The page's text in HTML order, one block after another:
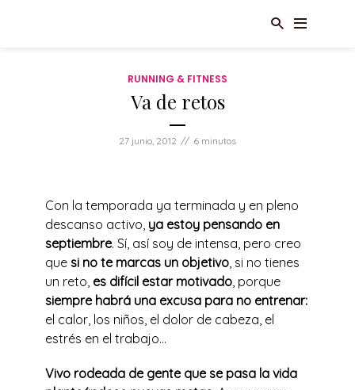
RUNNING & FITNESS
Va de retos
27 junio, 2012 6 minutos
Con la temporada ya terminada y en pleno
descanso activo, ya estoy pensando en
septiembre. Sí, así soy de intensa, pero creo
que si no te marcas un objetivo, si no tienes
un reto, es difícil estar motivado, porque
siempre habrá una excusa para no entrenar:
el calor, los niños, el dolor de cabeza, el
estrés en el trabajo…
Vivo rodeada de gente que se pasa la vida